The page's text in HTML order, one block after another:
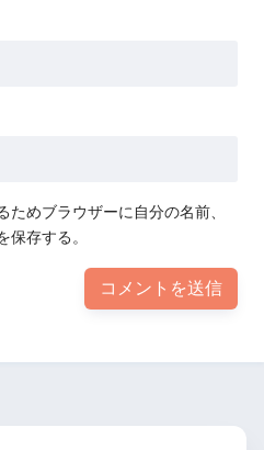
ためブラウザーに自分の名前、
保存する。